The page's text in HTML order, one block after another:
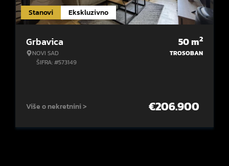
Stanovi Ekskluzivno
Grbavica
NOVI SAD
ŠIFRA: #573149
50m2
TROSOBAN
Više o nekretnini > €206.900